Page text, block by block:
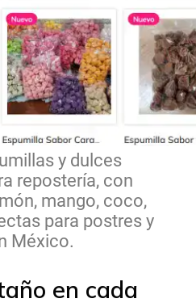
y dulces
repostería, con
mango, coco,
para postres y
México.
en cada